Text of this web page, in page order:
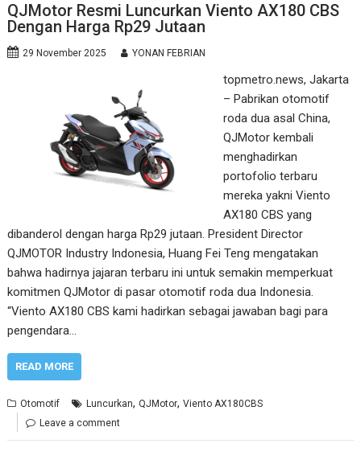
QJMotor Resmi Luncurkan Viento AX180 CBS
Dengan Harga Rp29 Jutaan
29 November 2025 YONAN FEBRIAN
topmetro.news, Jakarta
– Pabrikan otomotif
roda dua asal China,
QJMotor kembali
menghadirkan
portofolio terbaru
mereka yakni Viento
AX180 CBS yang
dibanderol dengan harga Rp29 jutaan. President Director
QJMOTOR Industry Indonesia, Huang Fei Teng mengatakan
bahwa hadirnya jajaran terbaru ini untuk semakin memperkuat
komitmen QJMotor di pasar otomotif roda dua Indonesia.
“Viento AX180 CBS kami hadirkan sebagai jawaban bagi para
pengendara…
READ MORE
Otomotif Luncurkan,QJMotor,Viento AX180CBS
Leave a comment